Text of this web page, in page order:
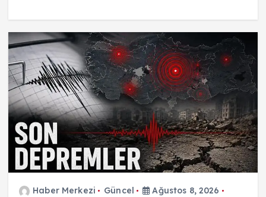
Haber Merkezi Güncel
Ağustos 8, 2026